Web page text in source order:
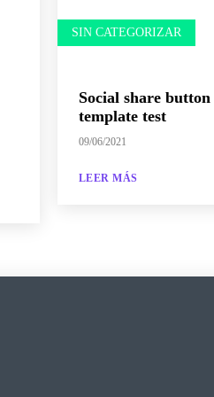
SIN CATEGORIZAR
Social share button
template test
09/06/2021
LEER MÁS